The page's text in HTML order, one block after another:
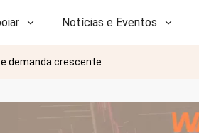
Notícias e Eventos
demanda crescente